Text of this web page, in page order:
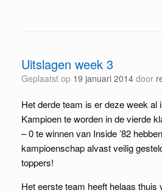
Uitslagen week 3
Geplaatst op 19 januari 2014 door
Het derde team is er deze week al
Kampioen te worden in de vierde
– 0 te winnen van Inside ’82
kampioenschap alvast veilig
toppers!
Het eerste team heeft helaas thuis